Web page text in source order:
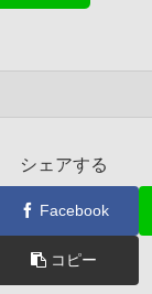
シェアする
Facebook
コピー